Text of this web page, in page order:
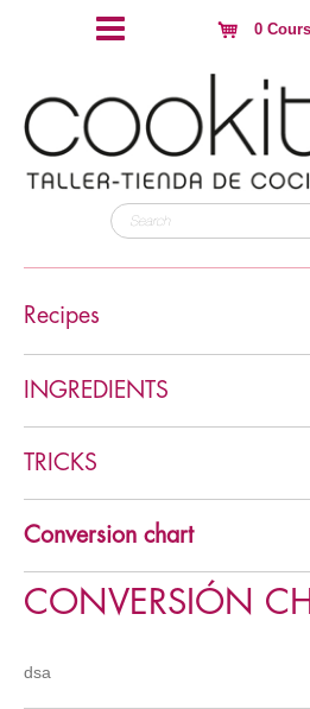
0
Recipes
Primeros platos
Soups
Tartares y carpaccio
Salads
Meat
Proteínas vegetales
Bebidas
Con alcohol
Sin alcohol
Batidos
Aperitivos
De cuchara
Canapés
Bases
Salsas saladas
Veritas
Vegetariano
INGREDIENTS
TRICKS
Conversion chart
CONVERSIÓN
dsa